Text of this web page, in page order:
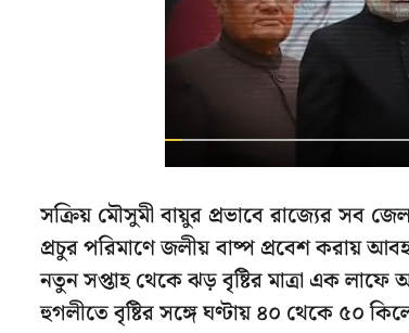
সক্রিয় মৌসুমী বায়ুর প্রভাবে রাজ্যের সব
প্রচুর পরিমাণে জলীয় বাষ্প প্রবেশ করায়
নতুন সপ্তাহ থেকে ঝড় বৃষ্টির মাত্রা এক লাফে
হুগলীতে বৃষ্টির সঙ্গে ঘণ্টায় ৪০ থেকে ৫০